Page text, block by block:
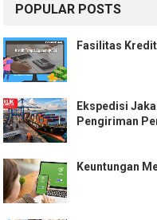
POPULAR POSTS
Fasilitas
Ekspedisi
Pengiriman
Keuntungan